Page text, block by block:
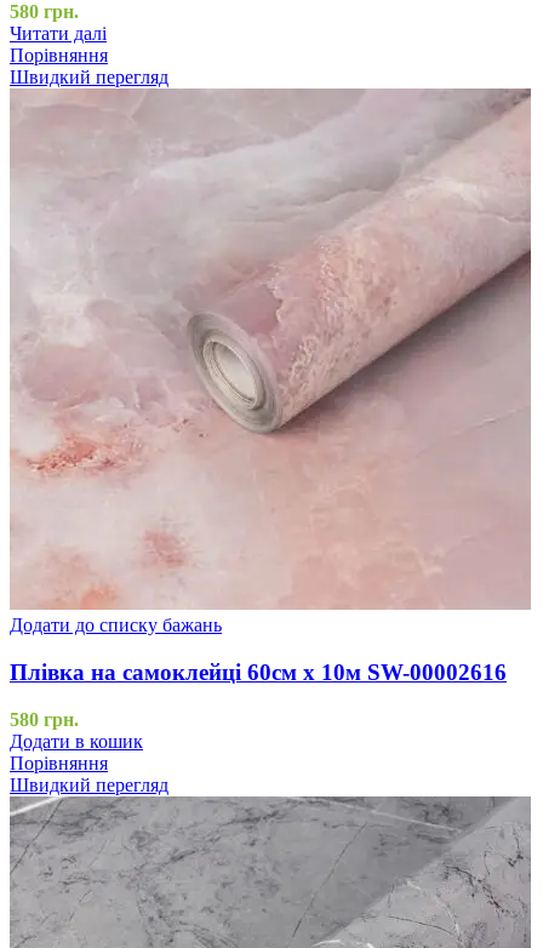
580 грн.
Читати далі
Порівняння
Швидкий перегляд
Додати до списку бажань
Плівка на самоклейці 60см х 10м SW-00002616
580 грн.
Додати в кошик
Порівняння
Швидкий перегляд